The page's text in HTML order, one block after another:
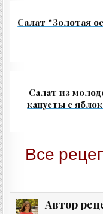
Салат “Золотая
Салат из
капусты с
Все
Автор